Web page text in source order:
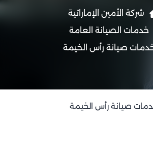
شركة الأمين الإماراتية
خدمات الصيانة العامة
صيانة رأس الخيمة
صيانة رأس الخيمة